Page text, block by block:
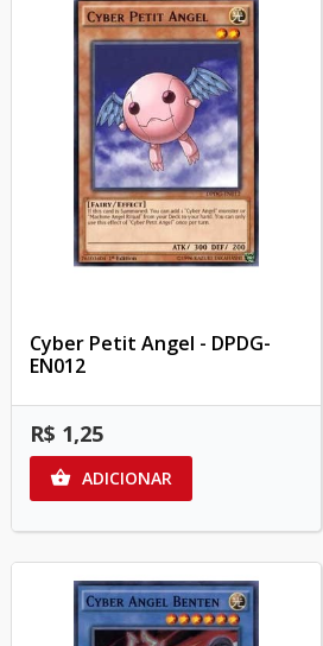
Cyber Petit Angel - DPDG-
EN012
R$ 1,25
 ADICIONAR